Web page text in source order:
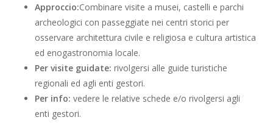
Approccio:Combinare visite a musei, castelli e parchi
archeologici con passeggiate nei centri storici per
osservare architettura civile e religiosa e cultura artistica
ed enogastronomia locale.
Per visite guidate: rivolgersi alle guide turistiche
regionali ed agli enti gestori.
Per info: vedere le relative schede e/o rivolgersi agli
enti gestori.